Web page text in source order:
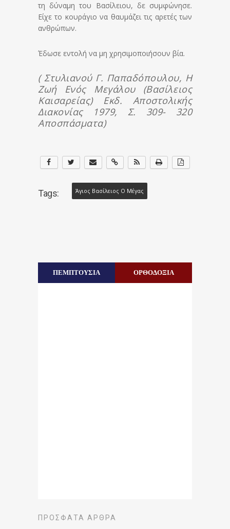
τη δύναμη του Βασίλειου, δε συμφώνησε.
Είχε το κουράγιο να θαυμάζει τις αρετές των
ανθρώπων.
Έδωσε εντολή να μη χρησιμοποιήσουν βία.
( Στυλιανού Γ. Παπαδόπουλου, Η
Ζωή Ενός Μεγάλου (Βασίλειος
Καισαρείας) Εκδ. Αποστολικής
Διακονίας 1979, Σ. 309- 320
Αποσπάσματα)
Tags: Άγιος Βασίλειος Ο Μέγας
ΠΕΜΠΤΟΥΣΙΑ ΟΡΘΟΔΟΞΙΑ
ΠΡΌΣΦΑΤΑ ΆΡΘΡΑ